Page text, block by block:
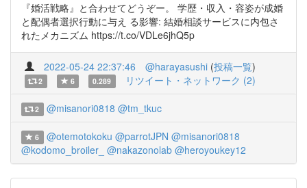
『婚活戦略』と合わせてどうぞー。 学歴・収入・容姿が成婚
と配偶者選択行動に与え る影響: 結婚相談サービスに内包さ
れたメカニズム https://t.co/VDLe6jhQ5p
2022-05-24 22:37:46 @harayasushi (投稿一覧)
2 6 0.289 リツイート・ネットワーク (2)
2 @misanori0818 @tm_tkuc
6 @otemotokoku @parrotJPN @misanori0818
@kodomo_broiler_ @nakazonolab @heroyoukey12